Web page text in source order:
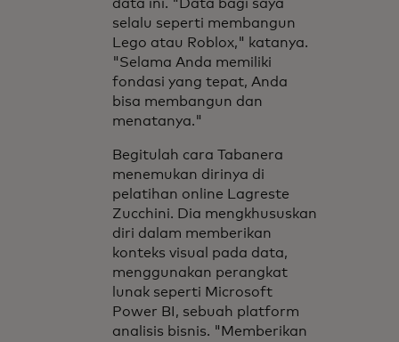
data ini. "Data bagi saya
selalu seperti membangun
Lego atau Roblox," katanya.
"Selama Anda memiliki
fondasi yang tepat, Anda
bisa membangun dan
menatanya."
Begitulah cara Tabanera
menemukan dirinya di
pelatihan online Lagreste
Zucchini. Dia mengkhususkan
diri dalam memberikan
konteks visual pada data,
menggunakan perangkat
lunak seperti Microsoft
Power BI, sebuah platform
analisis bisnis. "Memberikan